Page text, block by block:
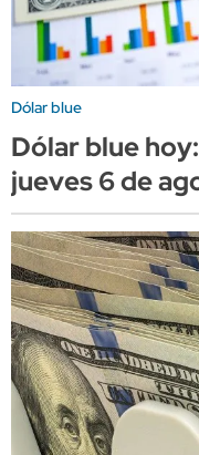
Dólar blue
Dólar blue
jueves 6 de